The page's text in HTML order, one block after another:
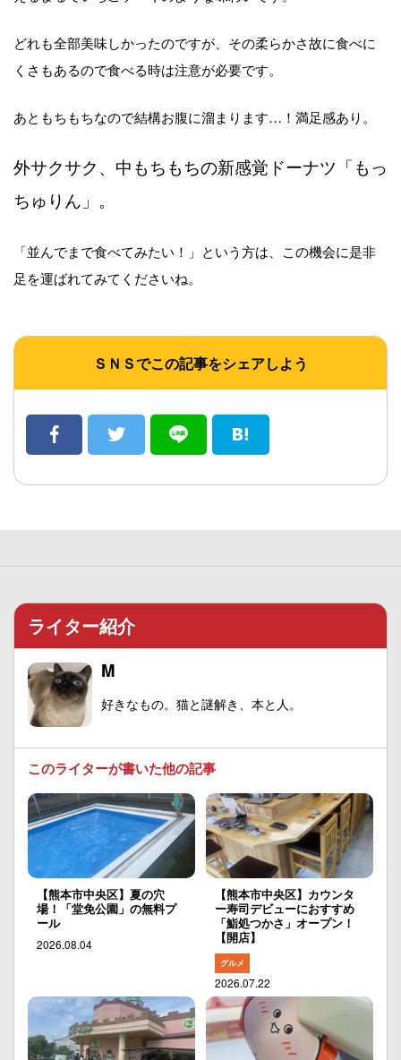
どれも全部美味しかったのですが、その柔らかさ故に食べに
くさもあるので食べる時は注意が必要です。
あともちもちなので結構お腹に溜まります…！満足感あり。
外サクサク、中もちもちの新感覚ドーナツ「もっ
ちゅりん」。
「並んでまで食べてみたい！」という方は、この機会に是非
足を運ばれてみてくださいね。
ＳＮＳでこの記事をシェアしよう
ライター紹介
M
好きなもの。猫と謎解き、本と人。
このライターが書いた他の記事
【熊本市中央区】夏の穴
場！「堂免公園」の無料プ
ール
2026.08.04
【熊本市中央区】カウンタ
ー寿司デビューにおすすめ
「鮨処つかさ」オープン！
【開店】
グルメ
2026.07.22